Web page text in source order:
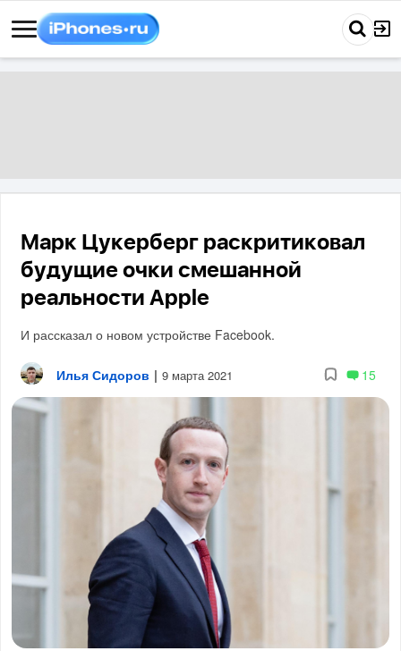
Марк Цукерберг раскритиковал
будущие очки смешанной
реальности Apple
И рассказал о новом устройстве Facebook.
Илья Сидоров | 9 марта 2021 15